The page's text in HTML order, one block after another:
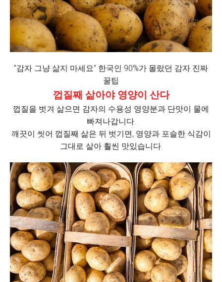
"감자 그냥 삶지 마세요" 한국인 90%가 몰랐던 감자 진짜
꿀팁
껍질째 삶아야 영양이 산다
껍질을 벗겨 삶으면 감자의 수용성 영양분과 단맛이 물에
빠져나갑니다.
깨끗이 씻어 껍질째 삶은 뒤 벗기면, 영양과 포슬한 식감이
그대로 살아 훨씬 맛있습니다.